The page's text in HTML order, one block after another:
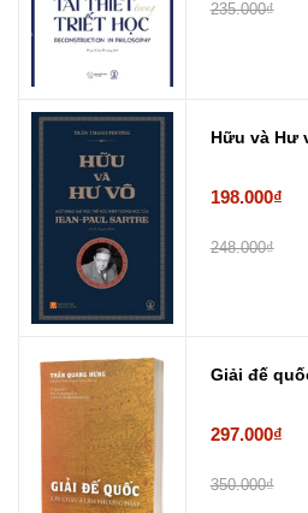
235.000₫
Hữu và Hư
198.000₫
248.000₫
Giải đế
297.000₫
350.000₫